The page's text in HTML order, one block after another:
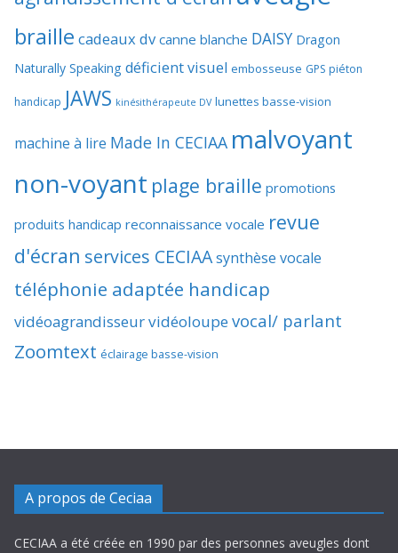
braille cadeaux dv canne blanche DAISY Dragon
Naturally Speaking déficient visuel embosseuse GPS piéton
handicap JAWS kinésithérapeute DV lunettes basse-vision
machine à lire Made In CECIAA malvoyant
non-voyant plage braille promotions
produits handicap reconnaissance vocale revue
d'écran services CECIAAsynthèse vocale
téléphonie adaptée handicap
vidéoagrandisseurvidéoloupevocal/ parlant
Zoomtext éclairage basse-vision
A propos de Ceciaa
CECIAA a été créée en 1990 par des personnes aveugles dont